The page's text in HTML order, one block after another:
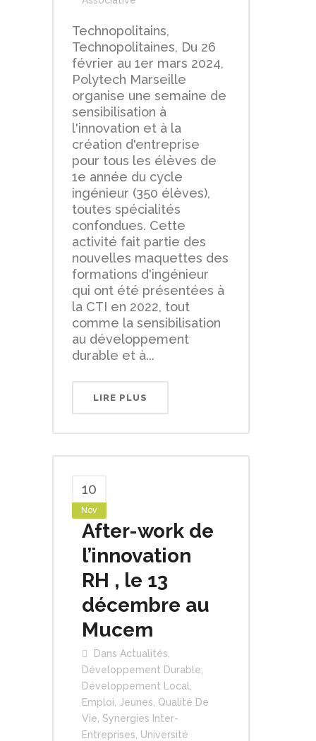
Technopolitains,
Technopolitaines, Du 26
février au 1er mars 2024,
Polytech Marseille
organise une semaine de
sensibilisation à
l'innovation et à la
création d'entreprise
pour tous les élèves de
1e année du cycle
ingénieur (350 élèves),
toutes spécialités
confondues. Cette
activité fait partie des
nouvelles maquettes des
formations d'ingénieur
qui ont été présentées à
la CTI en 2022, tout
comme la sensibilisation
au développement
durable et à...
LIRE PLUS
10
Nov
After-work de
l’innovation
RH , le 13
décembre au
Mucem
Dans Actualités
Développement Durable
Développement Local
Emploi Jeunes Qualité De
Vie Synergies Inter-
Entreprises Université